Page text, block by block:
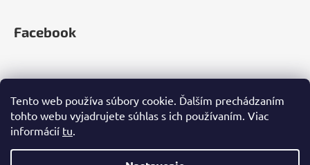
Tento web používa súbory cookie. Ďalším prechádzaním
tohto webu vyjadrujete súhlas s ich používaním. Viac
informácií tu.
Facebook